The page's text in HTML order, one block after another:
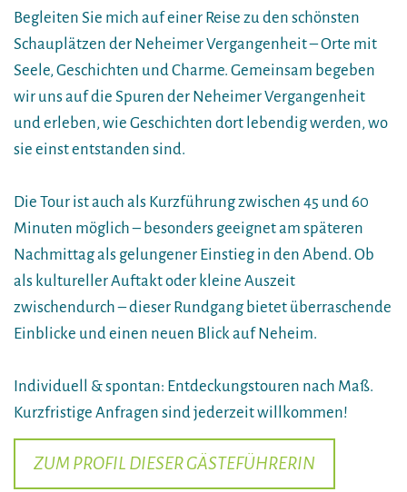
Begleiten Sie mich auf einer Reise zu den schönsten
Schauplätzen der Neheimer Vergangenheit – Orte mit
Seele, Geschichten und Charme. Gemeinsam begeben
wir uns auf die Spuren der Neheimer Vergangenheit
und erleben, wie Geschichten dort lebendig werden, wo
sie einst entstanden sind.
Die Tour ist auch als Kurzführung zwischen 45 und 60
Minuten möglich – besonders geeignet am späteren
Nachmittag als gelungener Einstieg in den Abend. Ob
als kultureller Auftakt oder kleine Auszeit
zwischendurch – dieser Rundgang bietet überraschende
Einblicke und einen neuen Blick auf Neheim.
Individuell & spontan: Entdeckungstouren nach Maß.
Kurzfristige Anfragen sind jederzeit willkommen!
ZUM PROFIL DIESER GÄSTEFÜHRERIN